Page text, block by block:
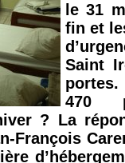
le 31
fin et
Saint
470
? La
François